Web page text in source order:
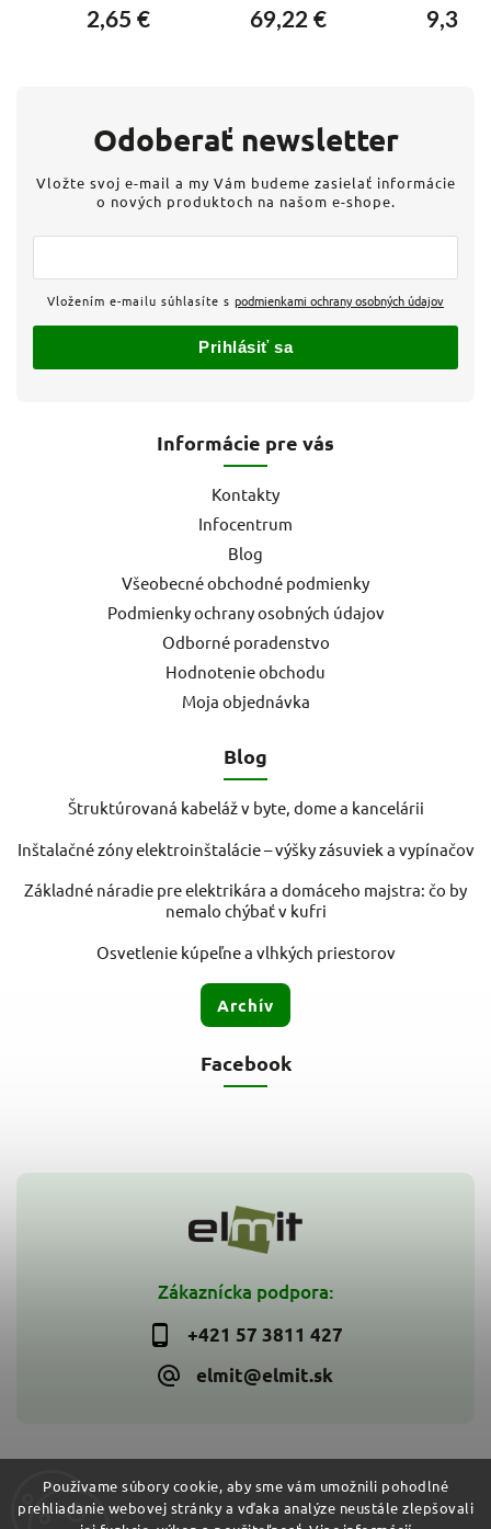
Používame súbory cookie, aby sme vám umožnili pohodlné
prehliadanie webovej stránky a vďaka analýze neustále zlepšovali
CEM105 -
2,65 €
002159321
69,22 € 9,38 €
Zákaznícka podpora:
+421 57 3811 427
elmit@elmit.sk
Informácie pre vás
Kontakty
Infocentrum
Blog
Všeobecné obchodné podmienky
Podmienky ochrany osobných údajov
Odborné poradenstvo
Hodnotenie obchodu
Moja objednávka
Blog
Štruktúrovaná kabeláž v byte, dome a kancelárii
Inštalačné zóny elektroinštalácie – výšky zásuviek a vypínačov
Základné náradie pre elektrikára a domáceho majstra: čo by
nemalo chýbať v kufri
Osvetlenie kúpeľne a vlhkých priestorov
Archív
Odoberať newsletter
Vložte svoj e-mail a my Vám budeme zasielať informácie
o nových produktoch na našom e-shope.
Vložením e-mailu súhlasíte s podmienkami ochrany osobných údajov
Prihlásiť sa
Facebook
Copyright 2026ELMIT - Elektroinštalačný materiál, svietidlá.